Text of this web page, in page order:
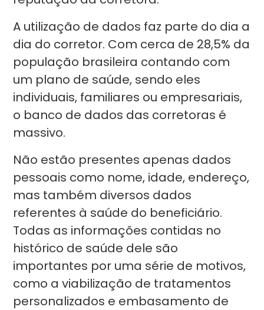
A utilização de dados faz parte do dia a
dia do corretor. Com cerca de 28,5% da
população brasileira contando com
um plano de saúde, sendo eles
individuais, familiares ou empresariais,
o banco de dados das corretoras é
massivo.
Não estão presentes apenas dados
pessoais como nome, idade, endereço,
mas também diversos dados
referentes à saúde do beneficiário.
Todas as informações contidas no
histórico de saúde dele são
importantes por uma série de motivos,
como a viabilização de tratamentos
personalizados e embasamento de